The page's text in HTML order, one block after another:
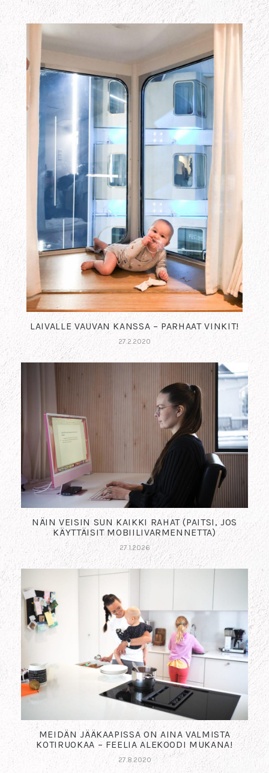
LAIVALLE VAUVAN KANSSA – PARHAAT VINKIT!
27.2.2020
NÄIN VEISIN SUN KAIKKI RAHAT (PAITSI, JOS
KÄYTTÄISIT MOBIILIVARMENNETTA)
27.1.2026
MEIDÄN JÄÄKAAPISSA ON AINA VALMISTA
KOTIRUOKAA – FEELIA ALEKOODI MUKANA!
27.8.2020